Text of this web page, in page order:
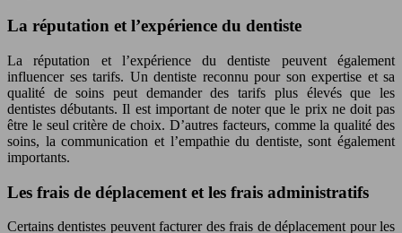
La réputation et l’expérience du dentiste
La réputation et l’expérience du dentiste peuvent également
influencer ses tarifs. Un dentiste reconnu pour son expertise et sa
qualité de soins peut demander des tarifs plus élevés que les
dentistes débutants. Il est important de noter que le prix ne doit pas
être le seul critère de choix. D’autres facteurs, comme la qualité des
soins, la communication et l’empathie du dentiste, sont également
importants.
Les frais de déplacement et les frais administratifs
Certains dentistes peuvent facturer des frais de déplacement pour les